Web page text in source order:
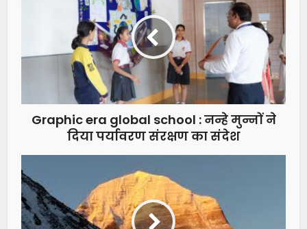
Graphic era global school : नन्हे मुन्नों ने
दिया पर्यावरण संरक्षण का संदेश